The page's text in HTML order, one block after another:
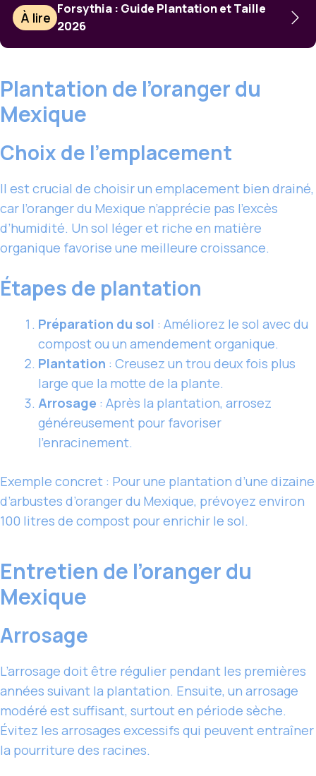
À lire
Forsythia : Guide Plantation et Taille
2026
Plantation de l’oranger du
Mexique
Choix de l’emplacement
Il est crucial de choisir un emplacement bien drainé,
car l’oranger du Mexique n’apprécie pas l’excès
d’humidité. Un sol léger et riche en matière
organique favorise une meilleure croissance.
Étapes de plantation
Préparation du sol : Améliorez le sol avec du
compost ou un amendement organique.
Plantation : Creusez un trou deux fois plus
large que la motte de la plante.
Arrosage : Après la plantation, arrosez
généreusement pour favoriser
l’enracinement.
Exemple concret : Pour une plantation d’une dizaine
d’arbustes d’oranger du Mexique, prévoyez environ
100 litres de compost pour enrichir le sol.
Entretien de l’oranger du
Mexique
Arrosage
L’arrosage doit être régulier pendant les premières
années suivant la plantation. Ensuite, un arrosage
modéré est suffisant, surtout en période sèche.
Évitez les arrosages excessifs qui peuvent entraîner
la pourriture des racines.